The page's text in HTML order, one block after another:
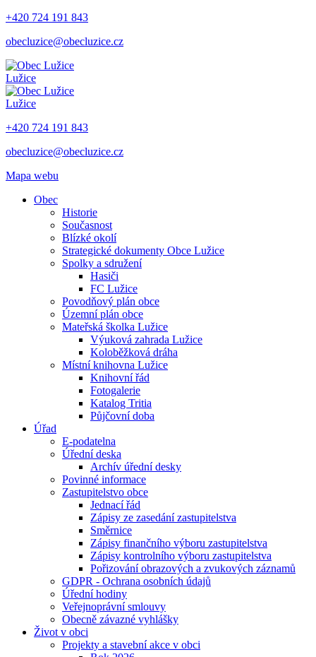
+420 724 191 843
obecluzice@obecluzice.cz
Lužice
Lužice
+420 724 191 843
obecluzice@obecluzice.cz
Mapa webu
Obec
Historie
Současnost
Blízké okolí
Strategické dokumenty Obce Lužice
Spolky a sdružení
Hasiči
FC Lužice
Povodňový plán obce
Územní plán obce
Mateřská školka Lužice
Výuková zahrada Lužice
Koloběžková dráha
Místní knihovna Lužice
Knihovní řád
Fotogalerie
Katalog Tritia
Půjčovní doba
Úřad
E-podatelna
Úřední deska
Archív úřední desky
Povinné informace
Zastupitelstvo obce
Jednací řád
Zápisy ze zasedání zastupitelstva
Směrnice
Zápisy finančního výboru zastupitelstva
Zápisy kontrolního výboru zastupitelstva
Pořizování obrazových a zvukových záznamů
GDPR - Ochrana osobních údajů
Úřední hodiny
Veřejnoprávní smlouvy
Obecně závazné vyhlášky
Život v obci
Projekty a stavební akce v obci